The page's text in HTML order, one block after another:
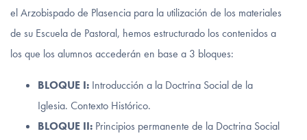
el Arzobispado de Plasencia para la utilización de los materiales
de su Escuela de Pastoral, hemos estructurado los contenidos a
los que los alumnos accederán en base a 3 bloques:
BLOQUE I: Introducción a la Doctrina Social de la
Iglesia. Contexto Histórico.
BLOQUE II: Principios permanente de la Doctrina Social